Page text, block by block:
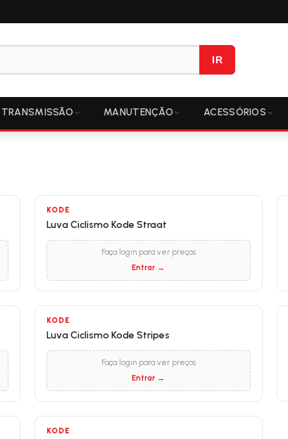
IR
TRANSMISSÃO MANUTENÇÃO ACESSÓRIOS
KODE
Luva Ciclismo Kode Straat
Faça login para ver preços
Entrar →
KODE
Luva Ciclismo Kode Stripes
Faça login para ver preços
Entrar →
KODE